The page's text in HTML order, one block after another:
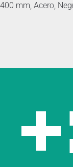
400 mm, Acero,